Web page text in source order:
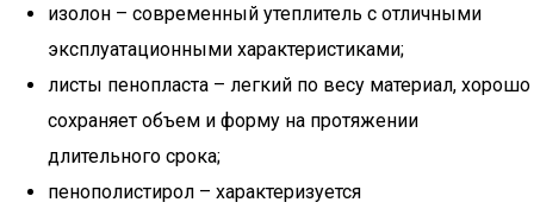
изолон – современный утеплитель с отличными
эксплуатационными характеристиками;
листы пенопласта – легкий по весу материал, хорошо
сохраняет объем и форму на протяжении
длительного срока;
пенополистирол – характеризуется